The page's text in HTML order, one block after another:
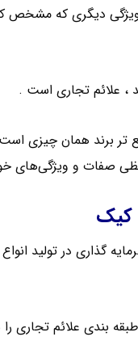
دیگری که مشخص
، علائم تجاری است .
تر برند همان چیزی
صفات و
کیک
گذاری در تولید
بندی علائم تجاری